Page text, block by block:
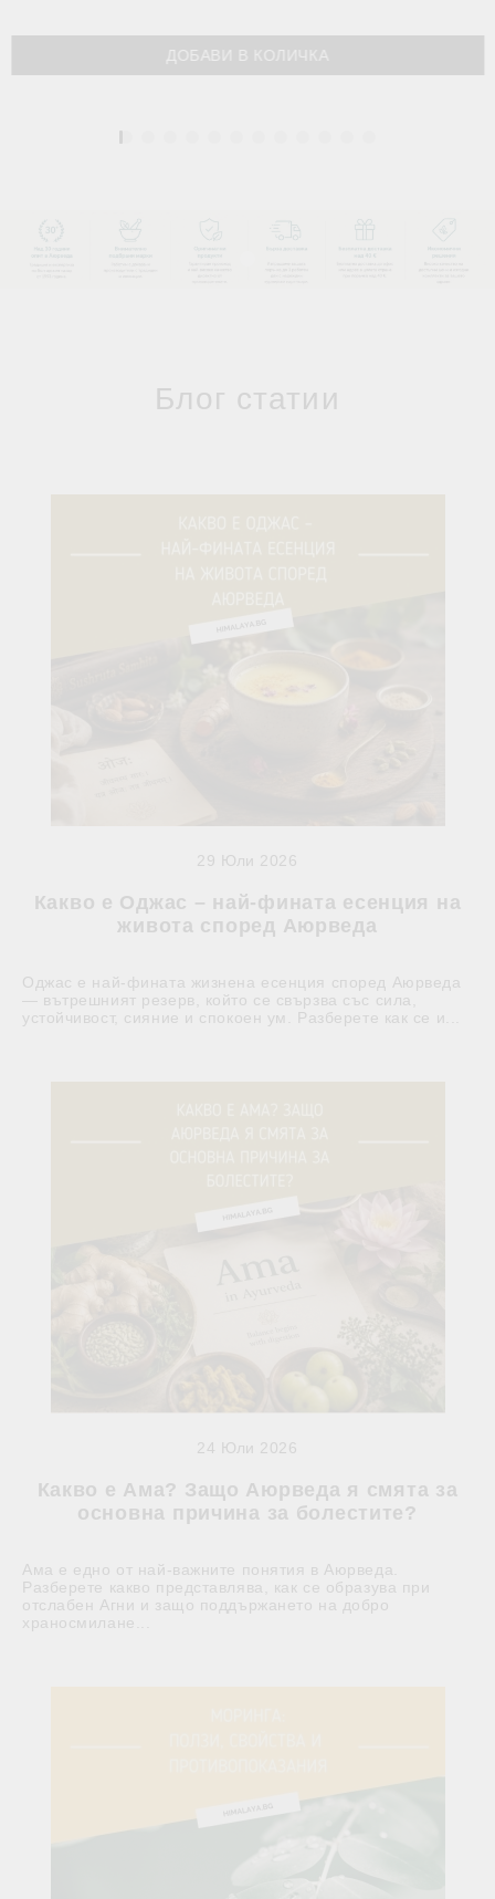
Блог статии
Какво е Оджас – най-фината есенция на
живота според Аюрведа
29 Юли 2026
Оджас е най-фината жизнена есенция според Аюрведа
— вътрешният резерв, който се свързва със сила,
устойчивост, сияние и спокоен ум. Разберете как се и...
Какво е Ама? Защо Аюрведа я смята за
основна причина за болестите?
24 Юли 2026
Ама е едно от най-важните понятия в Аюрведа.
Разберете какво представлява, как се образува при
отслабен Агни и защо поддържането на добро
храносмилане...